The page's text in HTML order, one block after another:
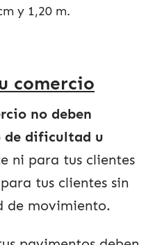
y 1,20 m.
comercio
no deben
de dificultad u
ni para tus clientes
tus clientes sin
de movimiento.